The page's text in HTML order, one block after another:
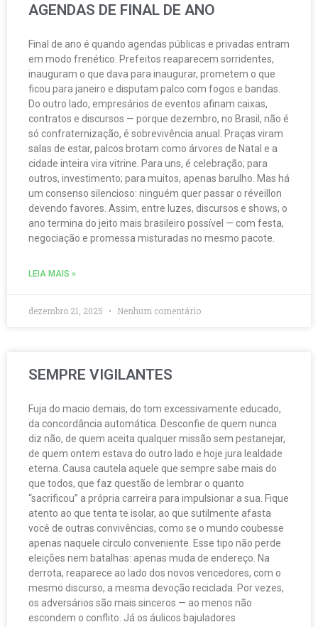
AGENDAS DE FINAL DE ANO
Final de ano é quando agendas públicas e privadas entram
em modo frenético. Prefeitos reaparecem sorridentes,
inauguram o que dava para inaugurar, prometem o que
ficou para janeiro e disputam palco com fogos e bandas.
Do outro lado, empresários de eventos afinam caixas,
contratos e discursos — porque dezembro, no Brasil, não é
só confraternização, é sobrevivência anual. Praças viram
salas de estar, palcos brotam como árvores de Natal e a
cidade inteira vira vitrine. Para uns, é celebração; para
outros, investimento; para muitos, apenas barulho. Mas há
um consenso silencioso: ninguém quer passar o réveillon
devendo favores. Assim, entre luzes, discursos e shows, o
ano termina do jeito mais brasileiro possível — com festa,
negociação e promessa misturadas no mesmo pacote.
LEIA MAIS »
dezembro 21, 2025 Nenhum comentário
SEMPRE VIGILANTES
Fuja do macio demais, do tom excessivamente educado,
da concordância automática. Desconfie de quem nunca
diz não, de quem aceita qualquer missão sem pestanejar,
de quem ontem estava do outro lado e hoje jura lealdade
eterna. Causa cautela aquele que sempre sabe mais do
que todos, que faz questão de lembrar o quanto
“sacrificou” a própria carreira para impulsionar a sua. Fique
atento ao que tenta te isolar, ao que sutilmente afasta
você de outras convivências, como se o mundo coubesse
apenas naquele círculo conveniente. Esse tipo não perde
eleições nem batalhas: apenas muda de endereço. Na
derrota, reaparece ao lado dos novos vencedores, com o
mesmo discurso, a mesma devoção reciclada. Por vezes,
os adversários são mais sinceros — ao menos não
escondem o conflito. Já os áulicos bajuladores